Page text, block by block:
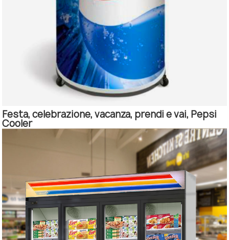
Festa, celebrazione, vacanza, prendi e vai, Pepsi
Cooler